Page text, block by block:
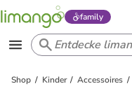
family
Shop Kinder Accessoires